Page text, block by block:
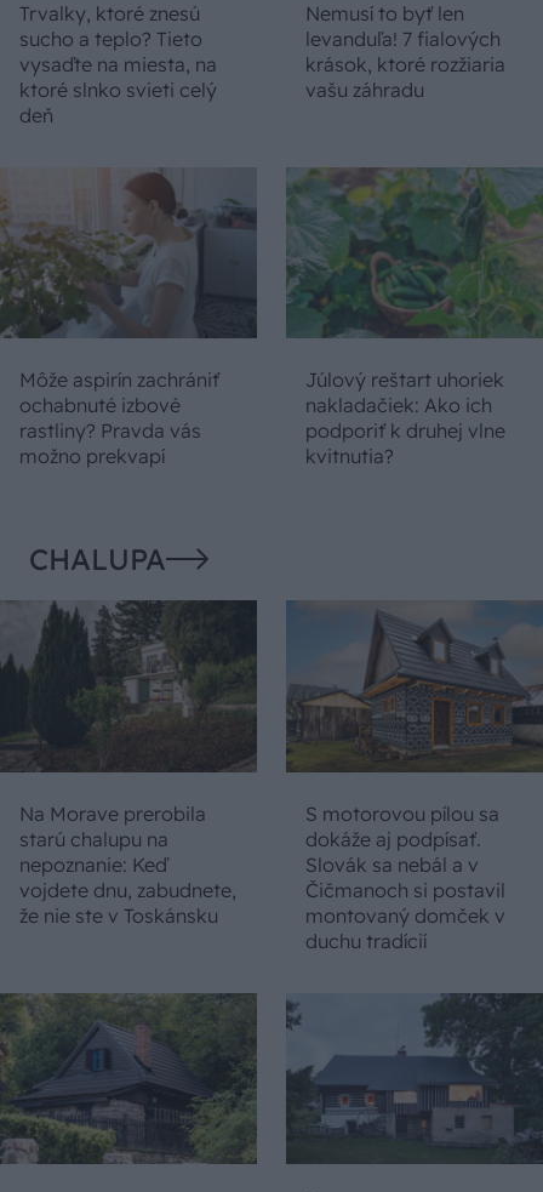
Trvalky, ktoré znesú
sucho a teplo? Tieto
vysaďte na miesta, na
ktoré slnko svieti celý
deň
Nemusí to byť len
levanduľa! 7 fialových
krások, ktoré rozžiaria
vašu záhradu
Môže aspirín zachrániť
ochabnuté izbové
rastliny? Pravda vás
možno prekvapí
Júlový reštart uhoriek
nakladačiek: Ako ich
podporiť k druhej vlne
kvitnutia?
CHALUPA
Na Morave prerobila
starú chalupu na
nepoznanie: Keď
vojdete dnu, zabudnete,
že nie ste v Toskánsku
S motorovou pílou sa
dokáže aj podpísať.
Slovák sa nebál a v
Čičmanoch si postavil
montovaný domček v
duchu tradícií